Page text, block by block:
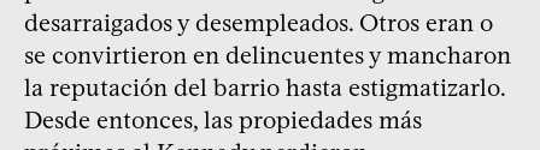
desarraigados y desempleados. Otros eran o
se convirtieron en delincuentes y mancharon
la reputación del barrio hasta estigmatizarlo.
Desde entonces, las propiedades más